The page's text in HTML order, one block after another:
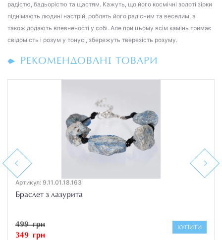
радістю, бадьорістю та щастям. Кажуть, що його космічні золоті зірки
піднімають людині настрій, роблять його радісним та веселим, а
також додають впевненості у собі. Але при цьому всім камінь тримає
свідомість і розум у тонусі, збережуть тверезість розуму.
РЕКОМЕНДОВАНІ ТОВАРИ
Previous
Артикул: 9.11.01.18.163
Браслет з лазурита
499 грн
349 грн
КУПИТИ
Next